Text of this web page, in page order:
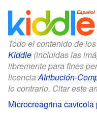
Todo el contenido de
Kiddle (incluidas las
libremente para fines
licenciaAtribución-
lo contrario. Citar este
Microcreagrina cavicola